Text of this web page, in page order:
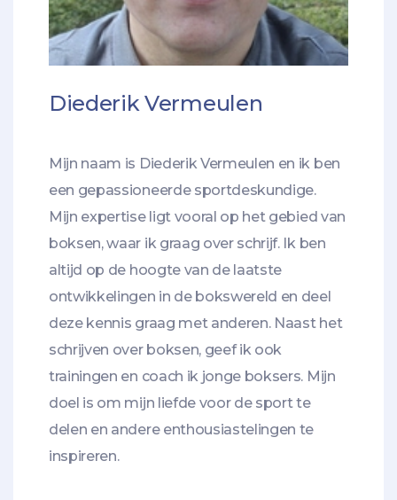
Diederik Vermeulen
Mijn naam is Diederik Vermeulen en ik ben
een gepassioneerde sportdeskundige.
Mijn expertise ligt vooral op het gebied van
boksen, waar ik graag over schrijf. Ik ben
altijd op de hoogte van de laatste
ontwikkelingen in de bokswereld en deel
deze kennis graag met anderen. Naast het
schrijven over boksen, geef ik ook
trainingen en coach ik jonge boksers. Mijn
doel is om mijn liefde voor de sport te
delen en andere enthousiastelingen te
inspireren.